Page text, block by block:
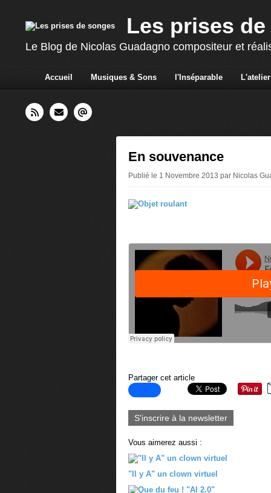
Les prises
Le Blog de Nicolas Guadagno compositeur et
Accueil Musiques & Sons l'Inséparable L'atelier
En souvenance
Publié le 1 Novembre 2013 par Nicolas
Partager cet article
S'inscrire à la newsletter
Vous aimerez aussi :
"Il y A" un clown virtuel